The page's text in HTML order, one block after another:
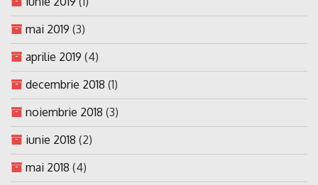
mai 2019 (3)
aprilie 2019 (4)
decembrie 2018 (1)
noiembrie 2018 (3)
iunie 2018 (2)
mai 2018 (4)